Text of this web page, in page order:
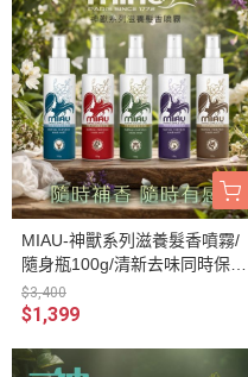
〈香妃的私密花園/私密小玫瑰/
私密菌〉
MIAU-神獸系列滋養髮香噴霧/
隨身瓶100g/清新去味同時保濕
修護、蓬鬆亮澤/【狐狸/貓頭
鷹/孔雀/花豹/公鹿】共五款
$3,400
$1,399